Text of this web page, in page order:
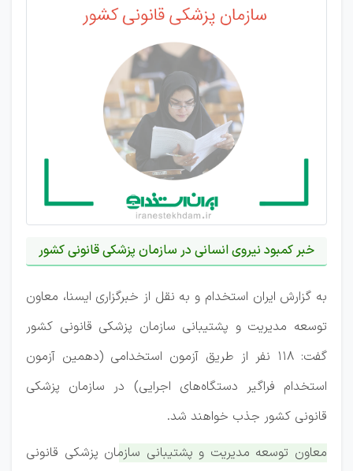
خبر کمبود نیروی انسانی در سازمان پزشکی قانونی کشور
به گزارش ایران استخدام و به نقل از خبرگزاری ایسنا، معاون
توسعه مدیریت و پشتیبانی سازمان پزشکی قانونی کشور
گفت: 118 نفر از طریق آزمون استخدامی (دهمین آزمون
استخدام فراگیر دستگاه‌های اجرایی) در سازمان پزشکی
قانونی کشور جذب خواهند شد.
معاون توسعه مدیریت و پشتیبانی سازمان پزشکی قانونی